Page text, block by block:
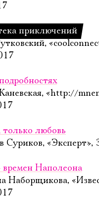
приключений
«http://
любовь
Суриков, «Эксперт»,
Наполеона
Наборщикова,